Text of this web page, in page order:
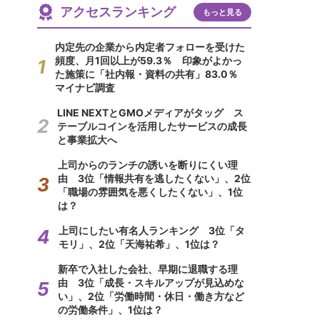
アクセスランキング もっと見る
内定先の企業から内定者フォローを受けた
頻度、月1回以上が59.3％ 印象がよかっ
た施策に「社内報・資料の共有」83.0％
マイナビ調査
LINE NEXTとGMOメディアがタッグ ス
テーブルコインを活用したサービスの成長
と事業拡大へ
上司からのランチの誘いを断りにくい理
由 3位「情報共有を逃したくない」、2位
「職場の雰囲気を悪くしたくない」、1位
は？
上司にしたい有名人ランキング 3位「タ
モリ」、2位「天海祐希」、1位は？
新卒で入社した会社、早期に退職する理
由 3位「成長・スキルアップが見込めな
い」、2位「労働時間・休日・働き方など
の労働条件」、1位は？